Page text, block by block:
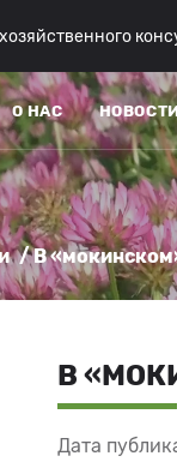
О НАС
/ В
В
Дата